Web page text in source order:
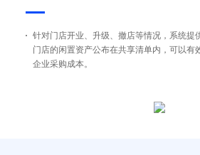
针对门店开业、升级、撤店等情况，系统提
门店的闲置资产公布在共享清单内，可以有
企业采购成本。